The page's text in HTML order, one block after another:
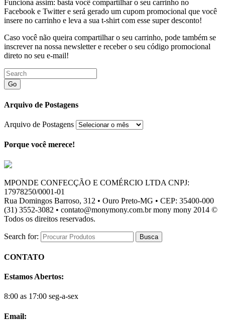
Funciona assim: basta você compartilhar o seu carrinho no
Facebook e Twitter e será gerado um cupom promocional que você
insere no carrinho e leva a sua t-shirt com esse super desconto!
Caso você não queira compartilhar o seu carrinho, pode também se
inscrever na nossa newsletter e receber o seu código promocional
direto no seu e-mail!
Go
Arquivo de Postagens
Arquivo de Postagens
Porque você merece!
MPONDE CONFECÇÃO E COMÉRCIO LTDA CNPJ:
17978250/0001-01
Rua Domingos Barroso, 312 • Ouro Preto-MG • CEP: 35400-000
(31) 3552-3082 • contato@monymony.com.br mony mony 2014 ©
Todos os direitos reservados.
Search for:
CONTATO
Estamos Abertos:
8:00 as 17:00 seg-a-sex
Email: